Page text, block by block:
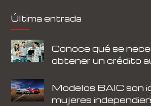
Última entrada
Conoce qué se
obtener un crédito
Modelos BAIC son
mujeres